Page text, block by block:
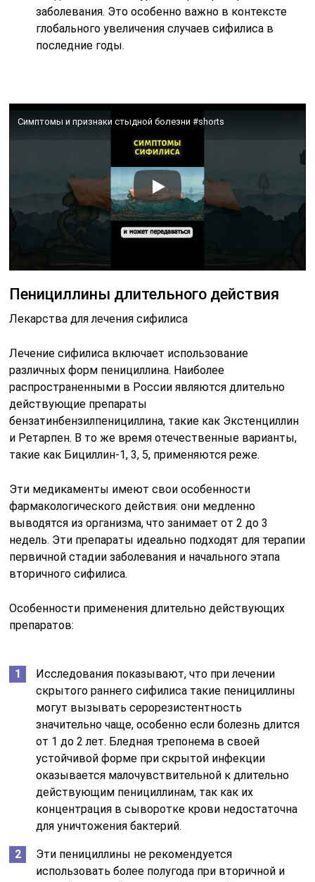
заболевания. Это особенно важно в контексте
глобального увеличения случаев сифилиса в
последние годы.
Симптомы и признаки стыдной болезни #shorts
Пенициллины длительного действия
Лекарства для лечения сифилиса
Лечение сифилиса включает использование
различных форм пенициллина. Наиболее
распространенными в России являются длительно
действующие препараты
бензатинбензилпенициллина, такие как Экстенциллин
и Ретарпен. В то же время отечественные варианты,
такие как Бициллин-1, 3, 5, применяются реже.
Эти медикаменты имеют свои особенности
фармакологического действия: они медленно
выводятся из организма, что занимает от 2 до 3
недель. Эти препараты идеально подходят для терапии
первичной стадии заболевания и начального этапа
вторичного сифилиса.
Особенности применения длительно действующих
препаратов:
Исследования показывают, что при лечении
скрытого раннего сифилиса такие пенициллины
могут вызывать серорезистентность
значительно чаще, особенно если болезнь длится
от 1 до 2 лет. Бледная трепонема в своей
устойчивой форме при скрытой инфекции
оказывается малочувствительной к длительно
действующим пенициллинам, так как их
концентрация в сыворотке крови недостаточна
для уничтожения бактерий.
Эти пенициллины не рекомендуется
использовать более полугода при вторичной и